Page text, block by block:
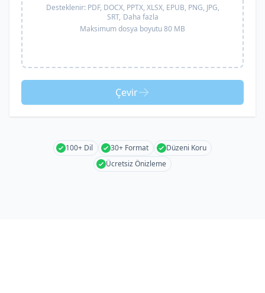
Desteklenir: PDF, DOCX, PPTX, XLSX, EPUB, PNG, JPG,
SRT, Daha fazla
Maksimum dosya boyutu 80 MB
Çevir
100+ Dil 30+ Format
Düzeni Koru
Ücretsiz Önizleme